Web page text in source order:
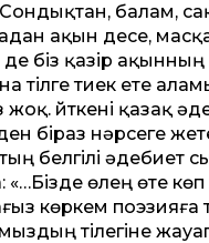
Сондықтан, балам,
ақын десе,
біз қазір
тілге тиек ете
Өйткені қазақ
біраз нәрсеге
белгілі
өлең өте
көркем поэзияға
тілегіне жауап